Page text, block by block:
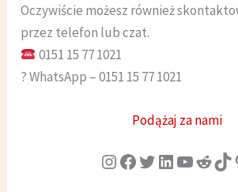
Oczywiście możesz również
przez telefon lub czat.
0151 15 77 1021
? WhatsApp – 0151 15 77 1021
Podążaj za nami
Instagram
Facebook
Twitter
LinkedIn